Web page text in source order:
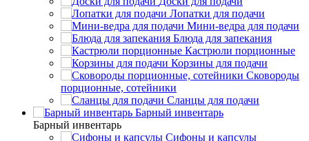
Лопатки для подачи
Мини-ведра для подачи
Блюда для запекания
Кастрюли порционные
Корзины для подачи
Сковороды
порционные, сотейники
Сланцы для подачи
Барный инвентарь
Барный инвентарь
Сифоны и капсулы